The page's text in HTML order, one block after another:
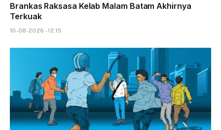
Brankas Raksasa Kelab Malam Batam Akhirnya
Terkuak
10-08-2026 - 12.15